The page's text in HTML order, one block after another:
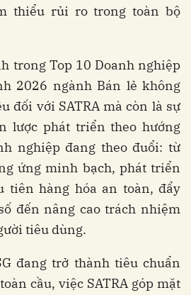
thiểu rủi ro trong toàn bộ
trong Top 10 Doanh nghiệp
2026 ngành Bán lẻ không
đối với SATRA mà còn là sự
lược phát triển theo hướng
nghiệp đang theo đuổi: từ
ứng minh bạch, phát triển
tiên hàng hóa an toàn, đẩy
đến nâng cao trách nhiệm
tiêu dùng.
đang trở thành tiêu chuẩn
cầu, việc SATRA góp mặt